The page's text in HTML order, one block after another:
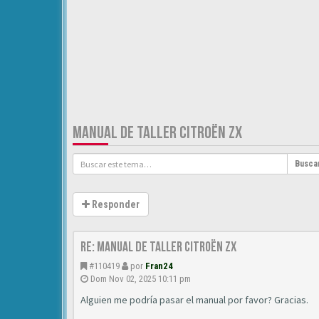
MANUAL DE TALLER CITROËN ZX
Responder
Re: Manual de Taller Citroën ZX
#110419 por Fran24
Dom Nov 02, 2025 10:11 pm
Alguien me podría pasar el manual por favor? Gracias.